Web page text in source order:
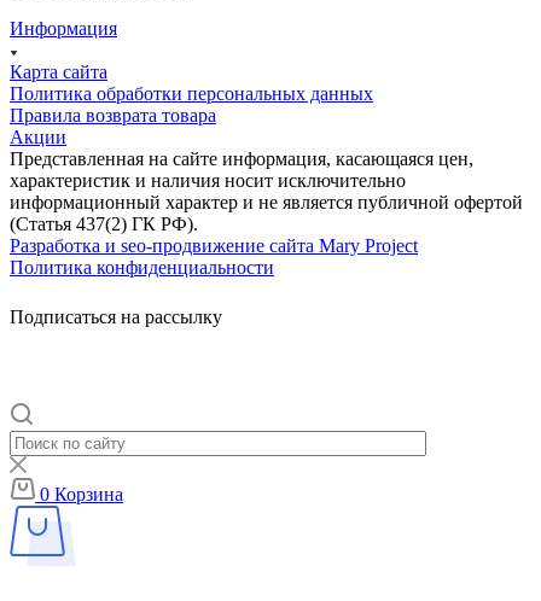
Информация
Карта сайта
Политика обработки персональных данных
Правила возврата товара
Акции
Представленная на сайте информация, касающаяся цен,
характеристик и наличия носит исключительно
информационный характер и не является публичной офертой
(Статья 437(2) ГК РФ).
Разработка и seo-продвижение сайта Mary Project
Политика конфиденциальности
Подписаться на рассылку
0 Корзина